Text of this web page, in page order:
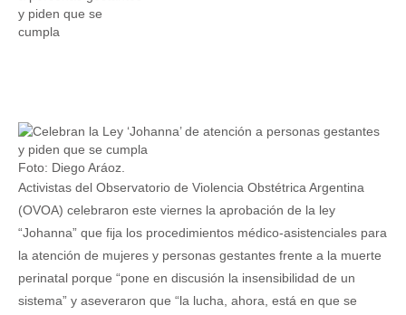
Foto: Diego Aráoz.
Activistas del Observatorio de Violencia Obstétrica Argentina
(OVOA) celebraron este viernes la aprobación de la ley
“Johanna” que fija los procedimientos médico-asistenciales para
la atención de mujeres y personas gestantes frente a la muerte
perinatal porque “pone en discusión la insensibilidad de un
sistema” y aseveraron que “la lucha, ahora, está en que se